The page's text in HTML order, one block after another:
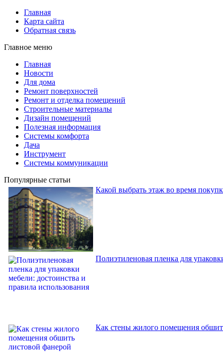
Главная
Карта сайта
Обратная связь
Главное меню
Главная
Новости
Для дома
Ремонт поверхностей
Ремонт и отделка помещений
Строительные материалы
Дизайн помещений
Полезная информация
Системы комфорта
Дача
Инструмент
Системы коммуникации
Популярные статьи
Какой выбрать этаж во время
Полиэтиленовая пленка для
Как стены жилого помещения